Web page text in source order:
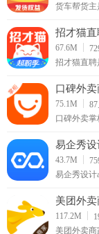
货车帮货
各地货主提
招才猫
67.6M
招才猫直聘
现、挖掘，
口碑外
75.1M 87
口碑外卖
单并对自
式提醒你接
易企秀设
43.7M
易企秀设计
外这款易企
美团外
117.2M
美团外卖